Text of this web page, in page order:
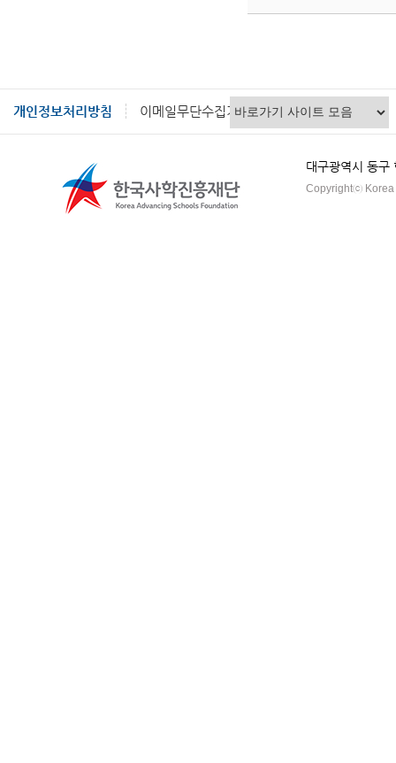
개인정보처리방침 이메일무단수집거부
대구광역시 동
Copyrightⓒ Korea